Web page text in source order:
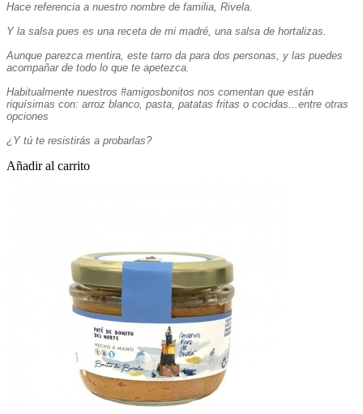
Hace referencia a nuestro nombre de familia, Rivela.
Y la salsa pues es una receta de mi madré, una salsa de hortalizas.
Aunque parezca mentira, este tarro da para dos personas, y las puedes
acompañar de todo lo que te apetezca.
Habitualmente nuestros #amigosbonitos nos comentan que están
riquísimas con: arroz blanco, pasta, patatas fritas o cocidas...entre otras
opciones
¿Y tú te resistirás a probarlas?
Añadir al carrito